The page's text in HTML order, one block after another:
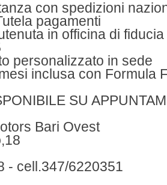
con spedizioni
pagamenti
in officina di
personalizzato in sede
inclusa con Formula
SU
Bari Ovest
- cell.347/6220351